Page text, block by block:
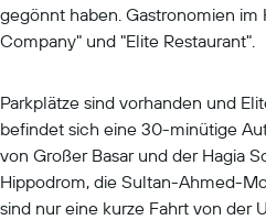
gegönnt haben. Gastronomien
Company" und "Elite Restaurant".
Parkplätze sind vorhanden und
befindet sich eine 30-minütige
von Großer Basar und der Hagia
Hippodrom, die Sultan-Ahmed-
sind nur eine kurze Fahrt von der